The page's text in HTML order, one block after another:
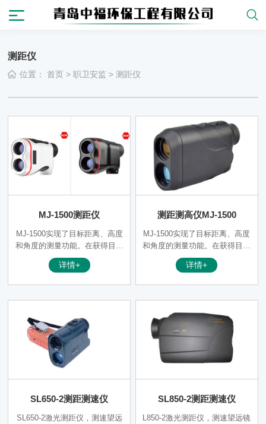
测距仪
位置：首页 >职卫安监 >测距仪
MJ-1500测距仪
MJ-1500实现了目标距离、高度
和角度的测量功能。在获得目标
距离,高度的同时，还可显示望
远镜至目标点的水平距离，以及
外狩猎，高尔夫球场，野外狩
猎，户外勘测等众多领域。
详情+
测距测高仪MJ-1500
MJ-1500实现了目标距离、高度
和角度的测量功能。在获得目标
距离,高度的同时，还可显示望
远镜至目标点的水平距离，以及
外狩猎，高尔夫球场，野外狩
猎，户外勘测等众多领域。
详情+
SL650-2测距测速仪
SL650-2激光测距仪，测速望远
SL850-2测距测速仪
L850-2激光测距仪，测速望远镜